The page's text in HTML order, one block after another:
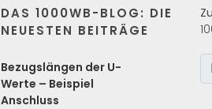
DAS 1000WB-BLOG: DIE
NEUESTEN BEITRÄGE
Bezugslängen der U-
Werte – Beispiel
Anschluss